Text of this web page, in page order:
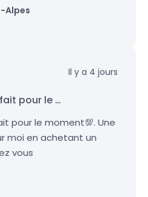
Alpes
Il y a 4 jours
pour le …
pour le moment💯. Une
moi en achetant un
vous